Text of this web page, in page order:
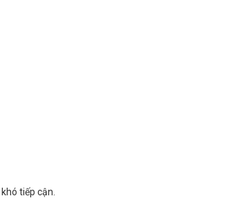
tiếp cận.